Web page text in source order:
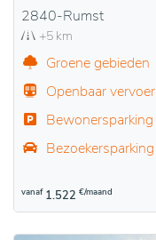
2840-Rumst
+5 km
Groene gebieden
Openbaar vervoer
Bewonersparking
Bezoekersparking
vanaf 1.522 €/maand